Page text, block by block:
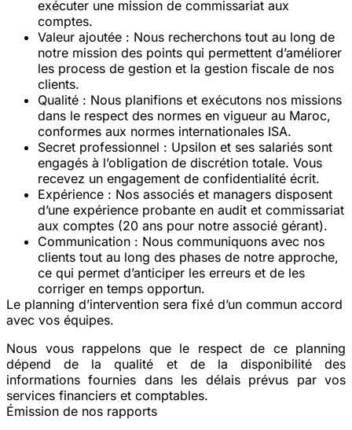
exécuter une mission de commissariat aux
comptes.
Valeur ajoutée : Nous recherchons tout au long de
notre mission des points qui permettent d’améliorer
les process de gestion et la gestion fiscale de nos
clients.
Qualité : Nous planifions et exécutons nos missions
dans le respect des normes en vigueur au Maroc,
conformes aux normes internationales ISA.
Secret professionnel : Upsilon et ses salariés sont
engagés à l’obligation de discrétion totale. Vous
recevez un engagement de confidentialité écrit.
Expérience : Nos associés et managers disposent
d’une expérience probante en audit et commissariat
aux comptes (20 ans pour notre associé gérant).
Communication : Nous communiquons avec nos
clients tout au long des phases de notre approche,
ce qui permet d’anticiper les erreurs et de les
corriger en temps opportun.
Le planning d’intervention sera fixé d’un commun accord
avec vos équipes.
Nous vous rappelons que le respect de ce planning
dépend de la qualité et de la disponibilité des
informations fournies dans les délais prévus par vos
services financiers et comptables.
Émission de nos rapports